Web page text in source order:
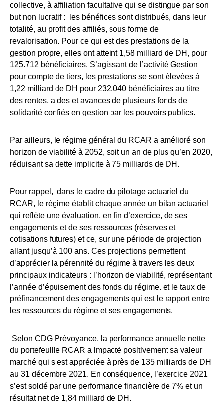
collective, à affiliation facultative qui se distingue par son
but non lucratif : les bénéfices sont distribués, dans leur
totalité, au profit des affiliés, sous forme de
revalorisation. Pour ce qui est des prestations de la
gestion propre, elles ont atteint 1,58 milliard de DH, pour
125.712 bénéficiaires. S’agissant de l’activité Gestion
pour compte de tiers, les prestations se sont élevées à
1,22 milliard de DH pour 232.040 bénéficiaires au titre
des rentes, aides et avances de plusieurs fonds de
solidarité confiés en gestion par les pouvoirs publics.
Par ailleurs, le régime général du RCAR a amélioré son
horizon de viabilité à 2052, soit un an de plus qu’en 2020,
réduisant sa dette implicite à 75 milliards de DH.
Pour rappel, dans le cadre du pilotage actuariel du
RCAR, le régime établit chaque année un bilan actuariel
qui reflète une évaluation, en fin d’exercice, de ses
engagements et de ses ressources (réserves et
cotisations futures) et ce, sur une période de projection
allant jusqu’à 100 ans. Ces projections permettent
d’apprécier la pérennité du régime à travers les deux
principaux indicateurs : l’horizon de viabilité, représentant
l’année d’épuisement des fonds du régime, et le taux de
préfinancement des engagements qui est le rapport entre
les ressources du régime et ses engagements.
Selon CDG Prévoyance, la performance annuelle nette
du portefeuille RCAR a impacté positivement sa valeur
marché qui s’est appréciée à près de 135 milliards de DH
au 31 décembre 2021. En conséquence, l’exercice 2021
s’est soldé par une performance financière de 7% et un
résultat net de 1,84 milliard de DH.